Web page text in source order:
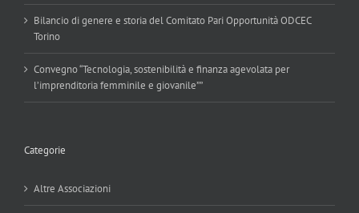
Bilancio di genere e storia del Comitato Pari Opportunità ODCEC
Torino
Convegno “Tecnologia, sostenibilità e finanza agevolata per
l’imprenditoria femminile e giovanile””
Categorie
Altre Associazioni